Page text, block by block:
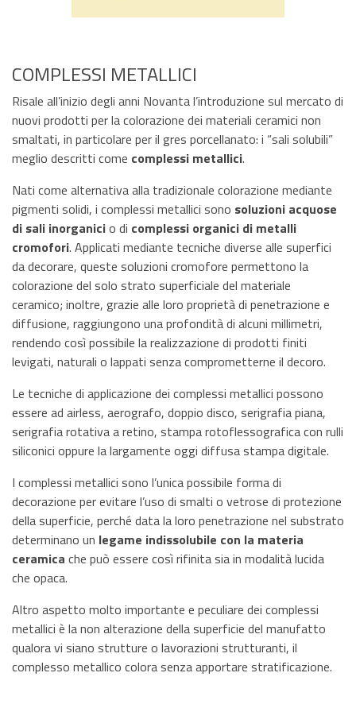
COMPLESSI METALLICI
Risale all’inizio degli anni Novanta l’introduzione sul mercato di
nuovi prodotti per la colorazione dei materiali ceramici non
smaltati, in particolare per il gres porcellanato: i “sali solubili”
meglio descritti come complessi metallici.
Nati come alternativa alla tradizionale colorazione mediante
pigmenti solidi, i complessi metallici sono soluzioni acquose
di sali inorganicio di complessi organici di metalli
cromofori. Applicati mediante tecniche diverse alle superfici
da decorare, queste soluzioni cromofore permettono la
colorazione del solo strato superficiale del materiale
ceramico; inoltre, grazie alle loro proprietà di penetrazione e
diffusione, raggiungono una profondità di alcuni millimetri,
rendendo così possibile la realizzazione di prodotti finiti
levigati, naturali o lappati senza comprometterne il decoro.
Le tecniche di applicazione dei complessi metallici possono
essere ad airless, aerografo, doppio disco, serigrafia piana,
serigrafia rotativa a retino, stampa rotoflessografica con rulli
siliconici oppure la largamente oggi diffusa stampa digitale.
I complessi metallici sono l’unica possibile forma di
decorazione per evitare l’uso di smalti o vetrose di protezione
della superficie, perché data la loro penetrazione nel substrato
determinano un legame indissolubile con la materia
ceramica che può essere così rifinita sia in modalità lucida
che opaca.
Altro aspetto molto importante e peculiare dei complessi
metallici è la non alterazione della superficie del manufatto
qualora vi siano strutture o lavorazioni strutturanti, il
complesso metallico colora senza apportare stratificazione.